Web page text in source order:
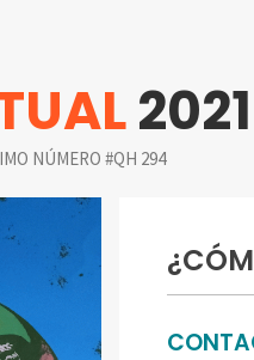
2021
NÚMERO #QH 294